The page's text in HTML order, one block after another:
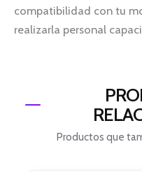
compatibilidad con tu
realizarla personal
Productos que